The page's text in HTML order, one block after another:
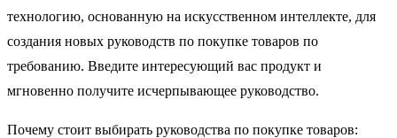
технологию, основанную на искусственном интеллекте, для
создания новых руководств по покупке товаров по
требованию. Введите интересующий вас продукт и
мгновенно получите исчерпывающее руководство.
Почему стоит выбирать руководства по покупке товаров: